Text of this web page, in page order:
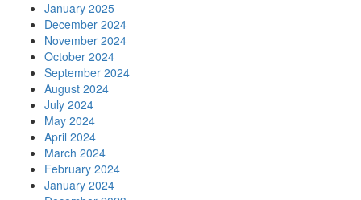
January 2025
December 2024
November 2024
October 2024
September 2024
August 2024
July 2024
May 2024
April 2024
March 2024
February 2024
January 2024